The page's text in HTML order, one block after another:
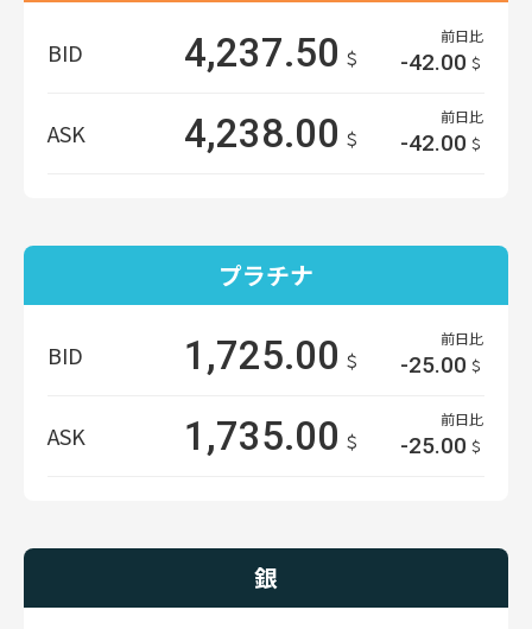
BID 4,237.50 ＄
前日比
-42.00 ＄
ASK 4,238.00 ＄
前日比
-42.00 ＄
プラチナ
BID 1,725.00 ＄
前日比
-25.00 ＄
ASK 1,735.00 ＄
前日比
-25.00 ＄
銀